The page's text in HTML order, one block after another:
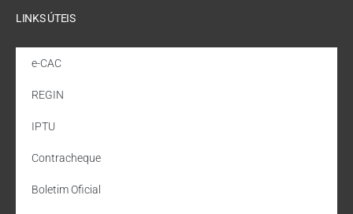
LINKS ÚTEIS
e-CAC
REGIN
IPTU
Contracheque
Boletim Oficial